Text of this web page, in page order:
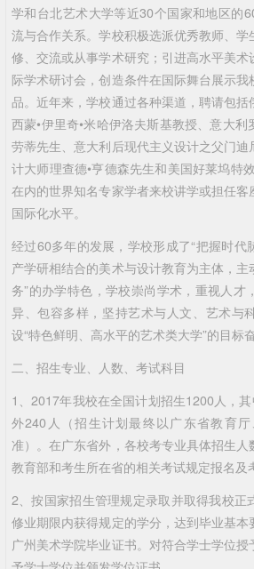
学和台北艺术大学等近30个国家和地区的
流与合作关系。学校积极选派优秀教师、
修、交流或从事学术研究；引进高水平美
际学术研讨会，创造条件在国际舞台展示
品。近年来，学校通过各种渠道，聘请包
西蒙•伊里奇•米哈伊洛夫斯基教授、意大
劳蒂先生、意大利后现代主义设计之父门
计大师理查德•亨德森先生和美国好莱坞特
在内的世界知名专家学者来校讲学或担任
国际化水平。
经过60多年的发展，学校形成了“把握时代
产学研相结合的美术与设计教育为主体，
务”的办学特色，学校崇尚学术，重视人才
异、包容多样，坚持艺术与人文、艺术与
设“特色鲜明、高水平的艺术类大学”的目标奋
二、招生专业、人数、考试科目
1、2017年我校在全国计划招生1200人，
外240人（招生计划最终以广东省教育
准）。在广东省外，各校考专业具体招生
教育部和考生所在省的相关考试规定报名及
2、按国家招生管理规定录取并取得我校正
修业期限内获得规定的学分，达到毕业基
广州美术学院毕业证书。对符合学士学位